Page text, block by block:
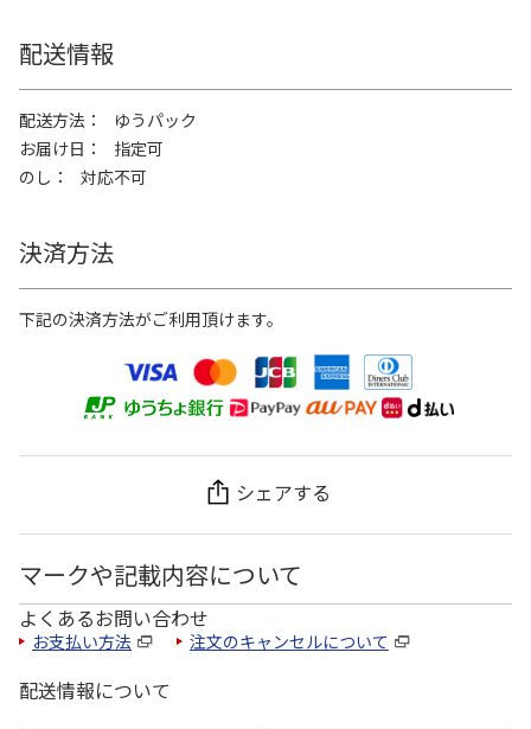
配送情報
配送方法
ゆうパック
お届け日
指定可
のし
対応不可
決済方法
下記の決済方法がご利用頂けます。
シェアする
マークや記載内容について
よくあるお問い合わせ
お支払い方法 注文のキャンセルについて
配送情報について